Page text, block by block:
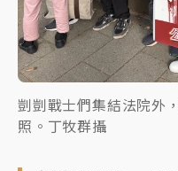
剴剴戰士們集結法院外
照。丁牧群攝